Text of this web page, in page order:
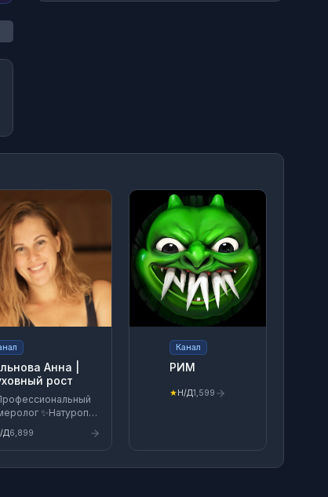
Анна |
рост
✨Натуропат
через
📖Автор
"Еда Будущего" 🌿
Д6,899
Канал
РИМ
★Н/Д1,599